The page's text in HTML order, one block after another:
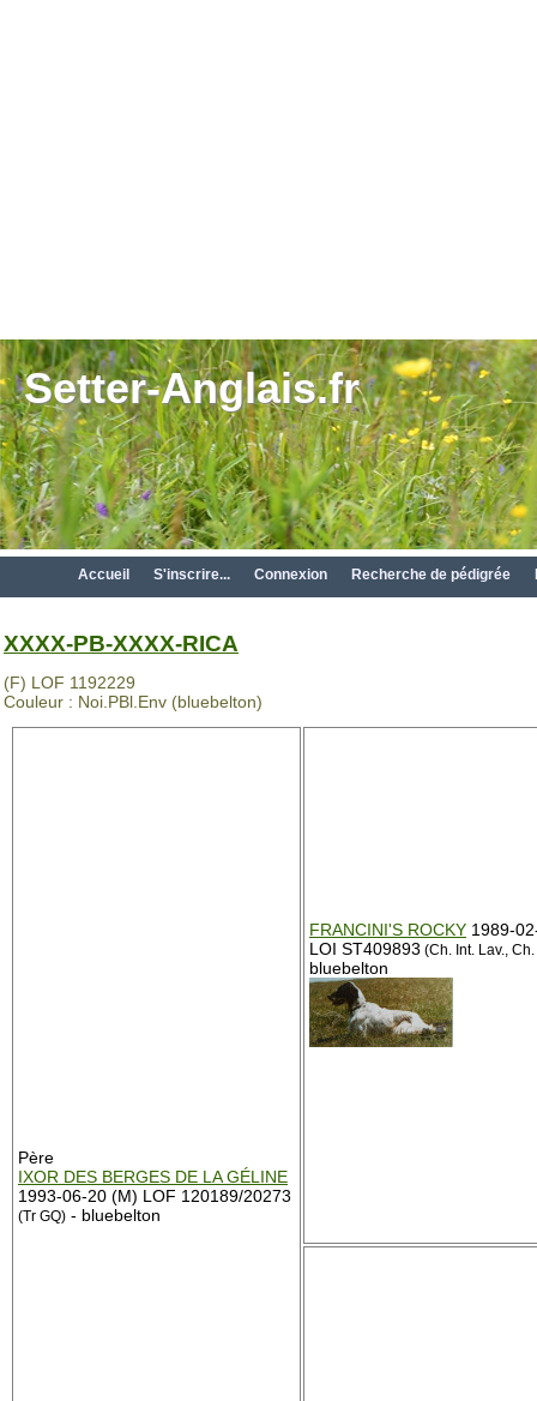
Setter-Anglais.fr
Accueil S'inscrire... Connexion Recherche de pédigrée
XXXX-PB-XXXX-RICA
(F) LOF 1192229
Couleur : Noi.PBl.Env (bluebelton)
Père
IXOR DES BERGES DE LA GÉLINE
1993-06-20 (M) LOF 120189/20273
(Tr GQ) - bluebelton
FRANCINI'S ROCKY 1989-
LOI ST409893 (Ch. Int. Lav.,
bluebelton